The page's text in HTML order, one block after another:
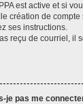
est active et si
création de
ses instructions.
reçu de courriel, il
je pas me